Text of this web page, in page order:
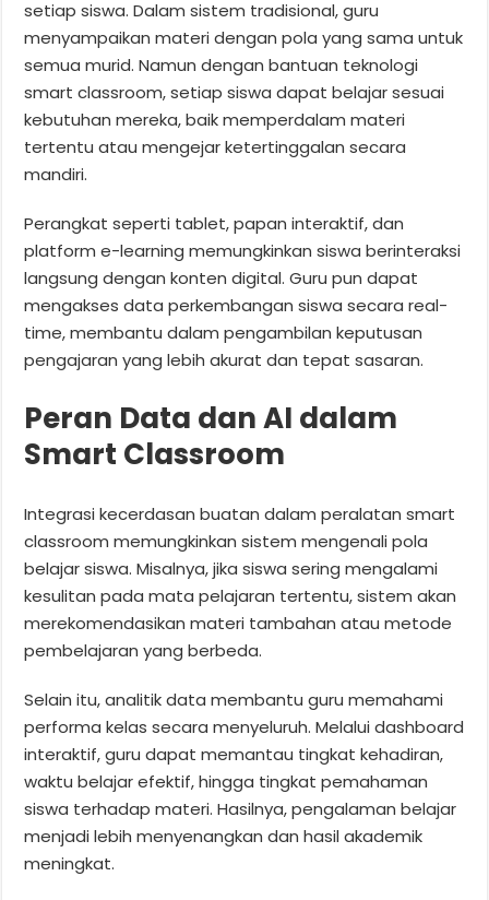
setiap siswa. Dalam sistem tradisional, guru
menyampaikan materi dengan pola yang sama untuk
semua murid. Namun dengan bantuan teknologi
smart classroom, setiap siswa dapat belajar sesuai
kebutuhan mereka, baik memperdalam materi
tertentu atau mengejar ketertinggalan secara
mandiri.
Perangkat seperti tablet, papan interaktif, dan
platform e-learning memungkinkan siswa berinteraksi
langsung dengan konten digital. Guru pun dapat
mengakses data perkembangan siswa secara real-
time, membantu dalam pengambilan keputusan
pengajaran yang lebih akurat dan tepat sasaran.
Peran Data dan AI dalam
Smart Classroom
Integrasi kecerdasan buatan dalam peralatan smart
classroom memungkinkan sistem mengenali pola
belajar siswa. Misalnya, jika siswa sering mengalami
kesulitan pada mata pelajaran tertentu, sistem akan
merekomendasikan materi tambahan atau metode
pembelajaran yang berbeda.
Selain itu, analitik data membantu guru memahami
performa kelas secara menyeluruh. Melalui dashboard
interaktif, guru dapat memantau tingkat kehadiran,
waktu belajar efektif, hingga tingkat pemahaman
siswa terhadap materi. Hasilnya, pengalaman belajar
menjadi lebih menyenangkan dan hasil akademik
meningkat.